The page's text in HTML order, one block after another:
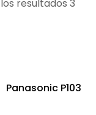
resultados 3
Panasonic P103